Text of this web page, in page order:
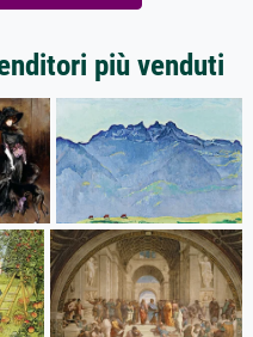
più venduti